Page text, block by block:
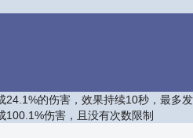
24.1%的伤害，效果持续10秒，最多
伤害，且没有次数限制